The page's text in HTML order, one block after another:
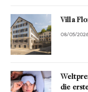
Villa
08/05/2026
die